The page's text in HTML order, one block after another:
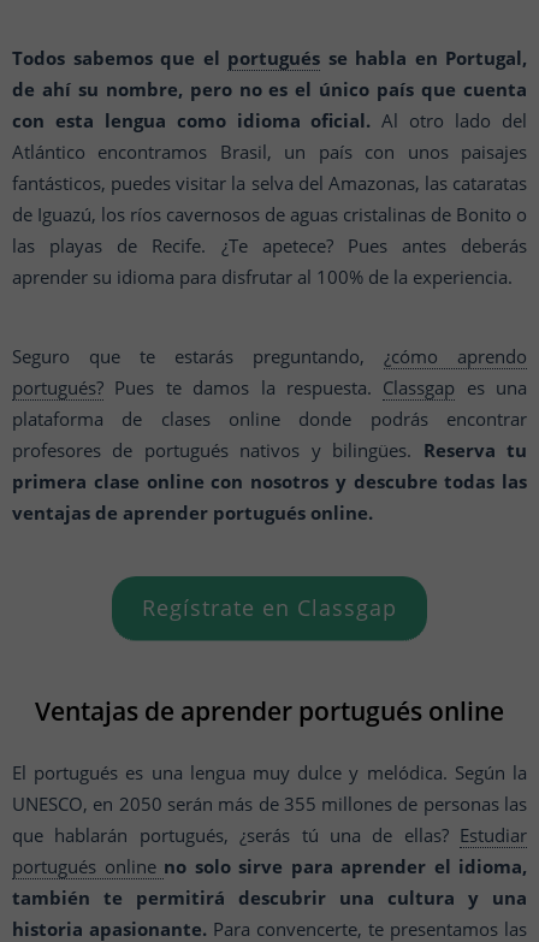
Todos sabemos que el portugués se habla en Portugal,
de ahí su nombre, pero no es el único país que cuenta
con esta lengua como idioma oficial. Al otro lado del
Atlántico encontramos Brasil, un país con unos paisajes
fantásticos, puedes visitar la selva del Amazonas, las cataratas
de Iguazú, los ríos cavernosos de aguas cristalinas de Bonito o
las playas de Recife. ¿Te apetece? Pues antes deberás
aprender su idioma para disfrutar al 100% de la experiencia.
Seguro que te estarás preguntando, ¿cómo aprendo
portugués? Pues te damos la respuesta. Classgap es una
plataforma de clases online donde podrás encontrar
profesores de portugués nativos y bilingües. Reserva tu
primera clase online con nosotros y descubre todas las
ventajas de aprender portugués online.
Regístrate en Classgap
Ventajas de aprender portugués online
El portugués es una lengua muy dulce y melódica. Según la
UNESCO, en 2050 serán más de 355 millones de personas las
que hablarán portugués, ¿serás tú una de ellas? Estudiar
portugués online no solo sirve para aprender el idioma,
también te permitirá descubrir una cultura y una
historia apasionante. Para convencerte, te presentamos las